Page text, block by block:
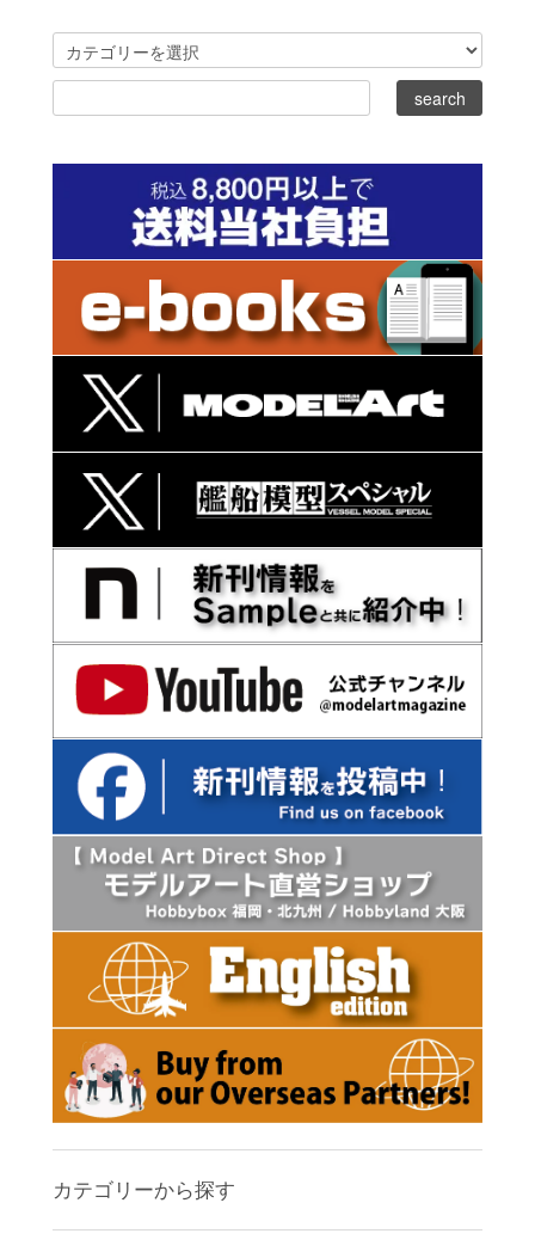
カテゴリーから探す